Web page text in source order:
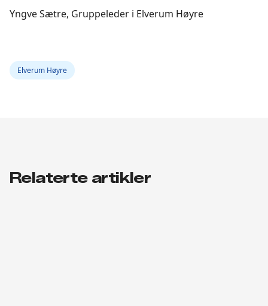
Yngve Sætre, Gruppeleder i Elverum Høyre
Elverum Høyre
Relaterte artikler